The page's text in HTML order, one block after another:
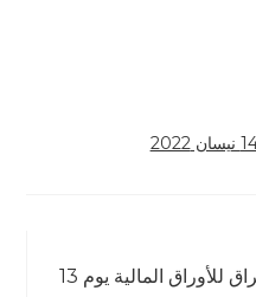
التقرير اليومي لتداولات سوق العراق للأوراق المالية يوم 13